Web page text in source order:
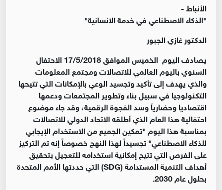
الأنباط -
"الذكاء الاصطناعي في خدمة الانسانية"
الدكتور غازي الجبور
يصادف اليوم الخميس الموافق 17/5/2018 الاحتفال
السنوي باليوم العالمي للاتصالات ومجتمع المعلومات
والذي يهدف إلى تأكيد وتجسيد الوعي بالإمكانات التي تتيحها
التكنولوجيا في سبيل بناء وتطوير المجتمعات ودعمها
اقتصاديا وحضارياً وسد الفجوة الرقمية، وقد جاء موضوع
احتفالية هذا العام الذي أطلقه الاتحاد الدولي للاتصالات
بمناسبة هذا اليوم "تمكين الجميع من الاستخدام الإيجابي
للذكاء الاصطناعي" تجسيداً لهذا النهج خصوصاً إنه تم التركيز
على الفرص التي تتيح إمكانية استخدامه للتعجيل بتحقيق
أهداف التنمية المستدامة (SDG) التي حددتها الأمم المتحدة
بحلول عام 2030.